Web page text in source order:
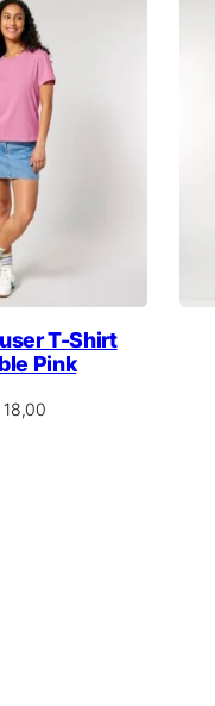
T-Shirt
Pink
18,00